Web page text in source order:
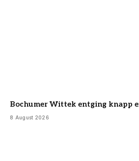
Bochumer Wittek entging knapp
8 August 2026